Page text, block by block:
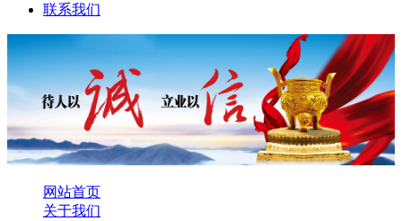
联系我们
网站首页
关于我们